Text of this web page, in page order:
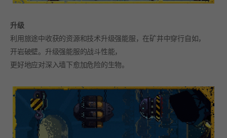
升级
利用旅途中收获的资源和技术升级强能服，在矿井中穿行自如，
开岩破壁。升级强能服的战斗性能，
更好地应对深入墙下愈加危险的生物。